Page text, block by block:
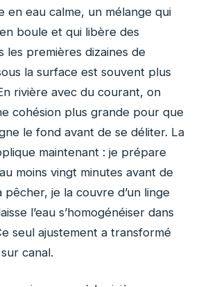
en eau calme, un mélange qui
boule et qui libère des
les premières dizaines de
la surface est souvent plus
rivière avec du courant, on
cohésion plus grande pour que
le fond avant de se déliter. La
maintenant : je prépare
moins vingt minutes avant de
pêcher, je la couvre d’un linge
l’eau s’homogénéiser dans
seul ajustement a transformé
canal.